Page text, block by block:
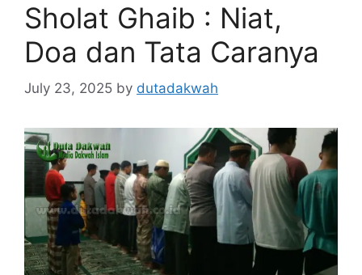
Sholat Ghaib : Niat,
Doa dan Tata Caranya
July 23, 2025 by dutadakwah